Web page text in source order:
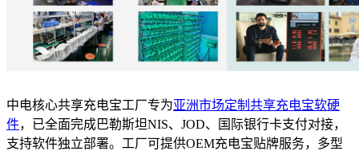
中电核心共享充电宝工厂专为亚洲市场定制共享充电宝软硬
件，已全面完成巴勒斯坦NIS、JOD、国际银行卡支付对接，
支持软件独立部署。工厂可提供OEM充电宝贴牌服务，多型